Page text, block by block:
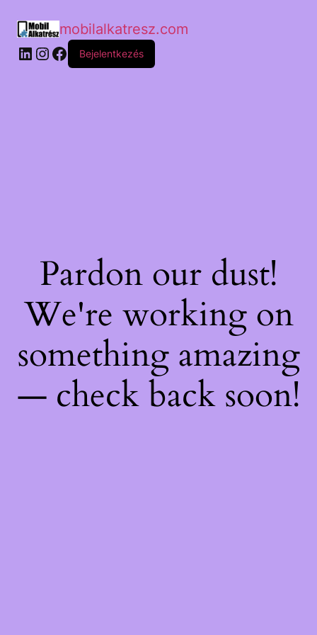
mobilalkatresz.com
Bejelentkezés
Pardon our dust!
We're working on
something amazing
— check back soon!